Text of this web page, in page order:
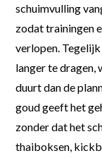
schuimvulling
zodat trainingen
verlopen.
langer te dragen,
duurt dan de
goud geeft het
zonder dat het
thaiboksen,